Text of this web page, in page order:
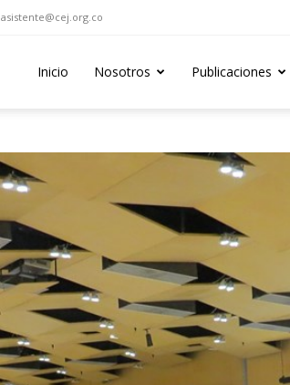
asistente@cej.org.co
Inicio Nosotros Publicaciones